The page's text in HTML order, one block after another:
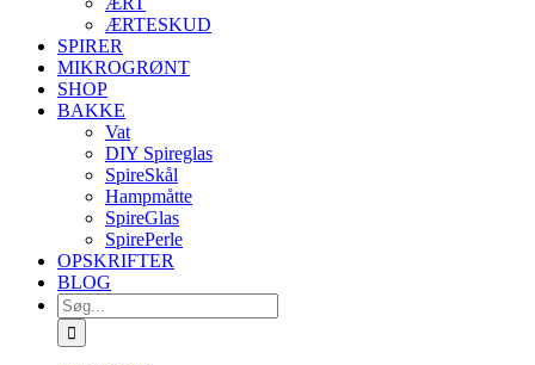
ÆRTESKUD
SPIRER
MIKROGRØNT
SHOP
BAKKE
Vat
DIY Spireglas
SpireSkål
Hampmåtte
SpireGlas
SpirePerle
OPSKRIFTER
BLOG
Søg
efter: